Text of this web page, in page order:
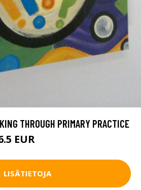
THROUGH PRIMARY PRACTICE
EUR
LISÄTIETOJA